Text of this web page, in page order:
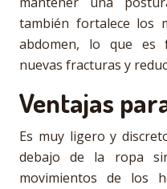
también fortalece los
abdomen, lo que es
nuevas fracturas y
Ventajas
Es muy ligero y
debajo de la ropa
movimientos de los